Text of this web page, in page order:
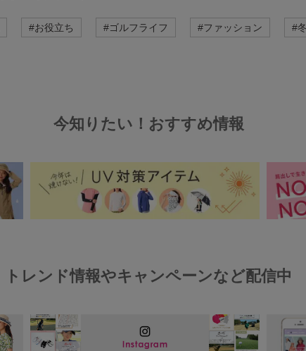
#お役立ち #ゴルフライフ #ファッション #
今知りたい！おすすめ情報
トレンド情報やキャンペーンなど配信中